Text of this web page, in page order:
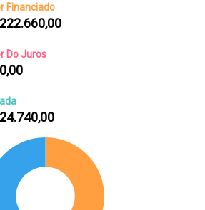
Financiado
222.660,00
Do Juros
0,00
24.740,00